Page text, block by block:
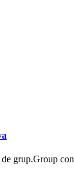
grup.Group